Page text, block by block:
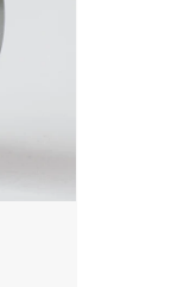
Deep Groove